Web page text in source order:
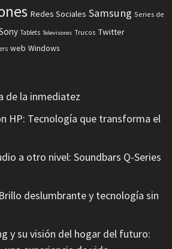
Redes Sociales Samsung Series de
Tablets Televisores Trucos Twitter
web Windows
de la inmediatez
HP: Tecnología que transforma el
a otro nivel: Soundbars Q-Series
deslumbrante y tecnología sin
y su visión del hogar del futuro: